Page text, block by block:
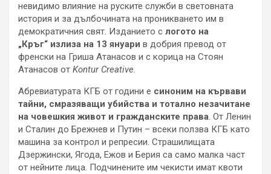
невидимо влияние на руските служби в световната
история и за дълбочината на проникването им в
демократичния свят. Изданието с логото на
„Кръг“ излиза на 13 януари в добрия превод от
френски на Гриша Атанасов и с корица на Стоян
Атанасов от Kontur Creative.
Абревиатурата КГБ от години е синоним на кървави
тайни, смразяващи убийства и тотално незачитане
на човешкия живот и гражданските права. От Ленин
и Сталин до Брежнев и Путин – всеки ползва КГБ като
машина за контрол и репресии. Страшилищата
Дзержински, Ягода, Ежов и Берия са само малка част
от нейните лица. Подчинените им чекисти имат квоти